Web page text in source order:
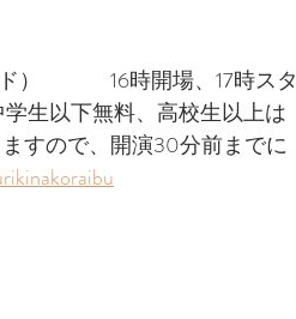
　　　 16時開場、17時スタ
生以下無料、高校生以上は
すので、開演30分前までに